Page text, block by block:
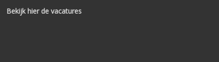
Bekijk hier de vacatures